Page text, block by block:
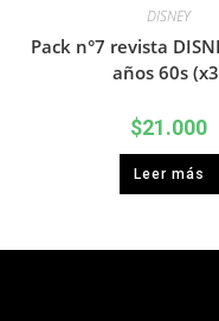
DISNEY
Pack n°7 revista
años 60s
$21.000
Leer más